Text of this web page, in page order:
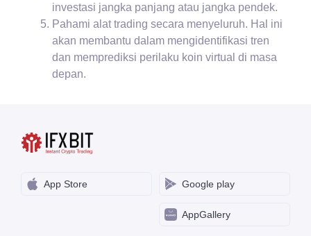
investasi jangka panjang atau jangka pendek.
Pahami alat trading secara menyeluruh. Hal ini
akan membantu dalam mengidentifikasi tren
dan memprediksi perilaku koin virtual di masa
depan.
App Store Google play
AppGallery